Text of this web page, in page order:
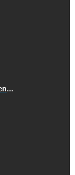
ordnungsamt@saarbruecken.de